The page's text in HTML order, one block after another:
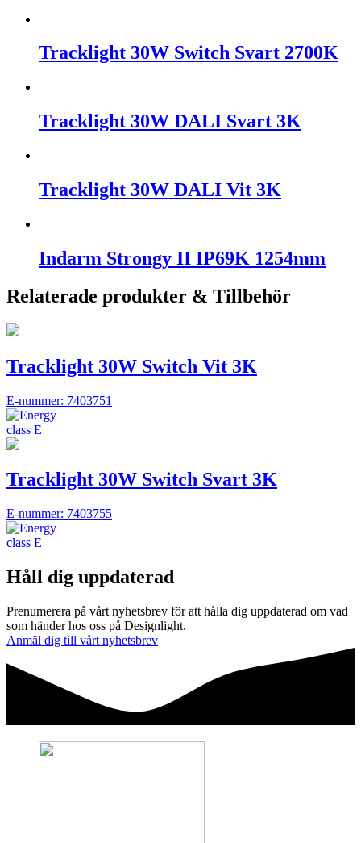
Tracklight 30W Switch Svart 2700K
Tracklight 30W DALI Svart 3K
Tracklight 30W DALI Vit 3K
Indarm Strongy II IP69K 1254mm
Relaterade produkter & Tillbehör
Tracklight 30W Switch Vit 3K
E-nummer: 7403751
Tracklight 30W Switch Svart 3K
E-nummer: 7403755
Håll dig uppdaterad
Prenumerera på vårt nyhetsbrev för att hålla dig uppdaterad om vad
som händer hos oss på Designlight.
Anmäl dig till vårt nyhetsbrev